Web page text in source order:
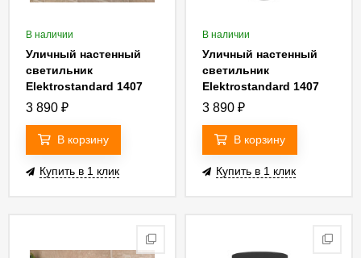
В наличии
Уличный настенный
светильник
Elektrostandard 1407
Techno 4690389067662
3 890 ₽
В корзину
Купить в 1 клик
В наличии
Уличный настенный
светильник
Elektrostandard 1407
Techno 4690389067679
3 890 ₽
В корзину
Купить в 1 клик